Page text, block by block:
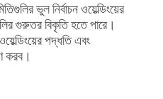
ভুল নির্বাচন ওয়েল্ডিংয়ের
গুরুতর বিকৃতি হতে পারে।
পদ্ধতি এবং
করব।